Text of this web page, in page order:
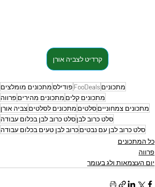
קרדיט לצביה אורן
מתכונים FooDeals פודילסמתכונים מומלצים
מתכונים קלים מתכונים מהירים פרווה
מתכונים צמחונייםסלטים מתכונים לסלטים צביה אורן
סלט כרוב לבןסלט כרוב לבן בכלום עבודה
סלט כרוב לבן עם נבטיםכרוב לבן טעים בכלום עבודה
כל המתכונים
פרווה
יום העצמאות ולג בעומר